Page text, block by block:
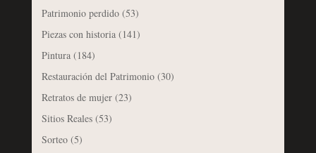
Patrimonio perdido(53)
Piezas con historia(141)
Pintura(184)
Restauración del Patrimonio(30)
Retratos de mujer(23)
Sitios Reales(53)
Sorteo(5)